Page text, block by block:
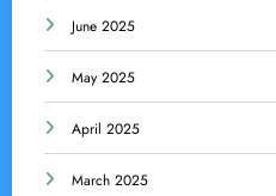
June 2025
May 2025
April 2025
March 2025